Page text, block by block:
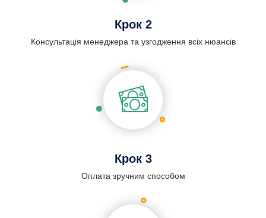
Крок 2
Консультація менеджера та узгодження всіх нюансів
Крок 3
Оплата зручним способом